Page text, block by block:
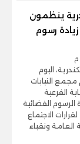
ينظمون
رسوم
اليوم
مجمع النيابات
الفرعية
الرسوم القضائية
الاجتماع
ونقباء